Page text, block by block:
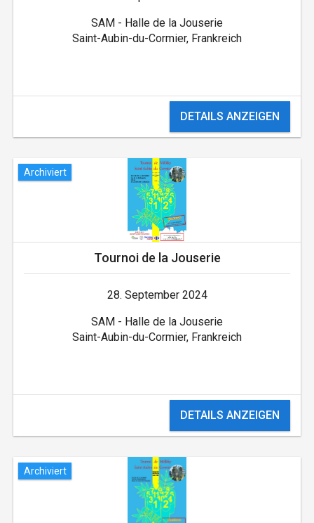
SAM - Halle de la Jouserie
Saint-Aubin-du-Cormier, Frankreich
DETAILS ANZEIGEN
Archiviert
Tournoi de la Jouserie
28. September 2024
SAM - Halle de la Jouserie
Saint-Aubin-du-Cormier, Frankreich
DETAILS ANZEIGEN
Archiviert